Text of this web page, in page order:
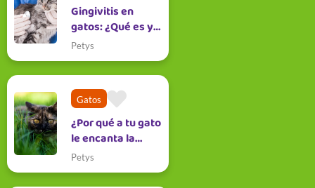
Gingivitis en
gatos: ¿Qué es y
cómo tratarla?
Petys
Gatos
¿Por qué a tu gato
le encanta la
hierba de menta?
Petys